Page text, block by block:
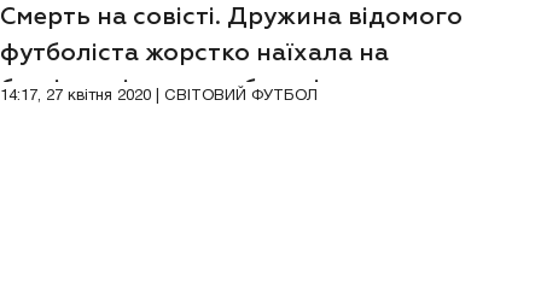
Смерть на совісті. Дружина відомого
футболіста жорстко наїхала на
безвідповідальних батьків
14:17, 27 квітня 2020 | СВІТОВИЙ ФУТБОЛ